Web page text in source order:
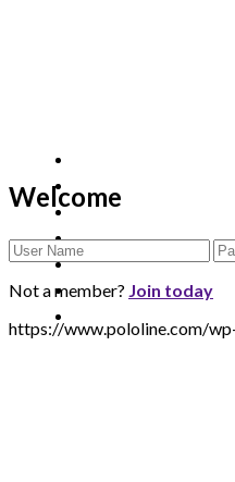
Welcome
Not a member? Join today
https://www.pololine.com/